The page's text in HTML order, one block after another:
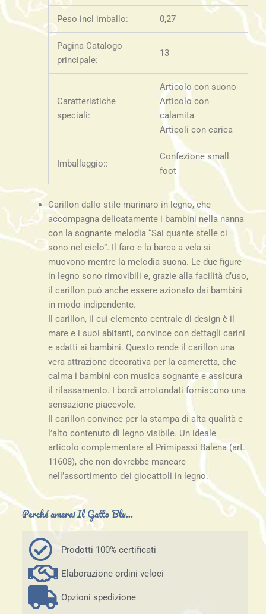
Peso incl imballo: 0,27
Pagina Catalogo
principale:
13
Caratteristiche
speciali:
Articolo con suono
Articolo con
calamita
Articoli con carica
Imballaggio::
Confezione small
foot
Carillon dallo stile marinaro in legno, che
accompagna delicatamente i bambini nella nanna
con la sognante melodia “Sai quante stelle ci
sono nel cielo”. Il faro e la barca a vela si
muovono mentre la melodia suona. Le due figure
in legno sono rimovibili e, grazie alla facilità d’uso,
il carillon può anche essere azionato dai bambini
in modo indipendente.
Il carillon, il cui elemento centrale di design è il
mare e i suoi abitanti, convince con dettagli carini
e adatti ai bambini. Questo rende il carillon una
vera attrazione decorativa per la cameretta, che
calma i bambini con musica sognante e assicura
il rilassamento. I bordi arrotondati forniscono una
sensazione piacevole.
Il carillon convince per la stampa di alta qualità e
l’alto contenuto di legno visibile. Un ideale
articolo complementare al Primipassi Balena (art.
11608), che non dovrebbe mancare
nell’assortimento dei giocattoli in legno.
Perché amerai Il Gatto Blu...
Prodotti 100% certificati
Elaborazione ordini veloci
Opzioni spedizione